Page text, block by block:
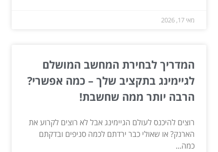
מאי 17, 2026
המדריך לבחירת המחשב המושלם
לגיימינג בתקציב שלך – כמה אפשרי?
הרבה יותר ממה שחשבת!
רוצים להיכנס לעולם הגיימינג אבל לא רוצים לקרוע את
הארנק? או שאולי כבר ירדתם לכמה סניפים ובדקתם
כמה...